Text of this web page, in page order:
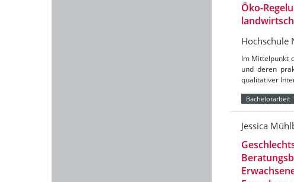
Öko-
Hochschule
Im Mittelpunkt
und deren
qualitativer
Bachelorarbeit
Jessica